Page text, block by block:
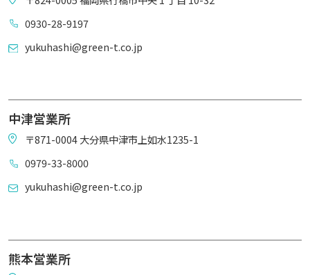
0930-28-9197
yukuhashi@green-t.co.jp
中津営業所
〒871-0004 大分県中津市上如水1235-1
0979-33-8000
yukuhashi@green-t.co.jp
熊本営業所